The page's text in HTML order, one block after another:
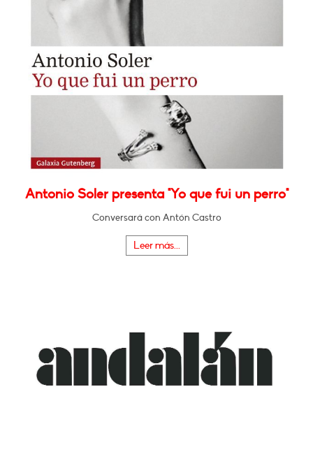
Antonio Soler presenta "Yo que fui un perro"
Conversará con Antón Castro
Leer más...